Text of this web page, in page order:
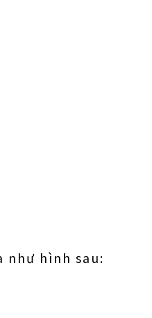
như hình sau: